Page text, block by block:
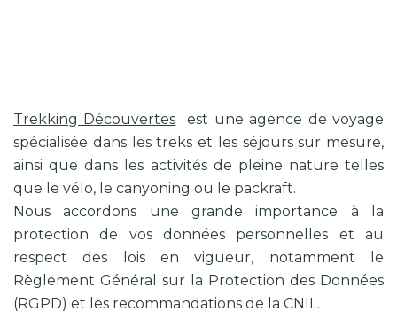
Trekking Découvertes est une agence de voyage
spécialisée dans les treks et les séjours sur mesure,
ainsi que dans les activités de pleine nature telles
que le vélo, le canyoning ou le packraft.
Nous accordons une grande importance à la
protection de vos données personnelles et au
respect des lois en vigueur, notamment le
Règlement Général sur la Protection des Données
(RGPD) et les recommandations de la CNIL.